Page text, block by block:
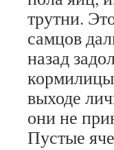
трутни.
самцов
назад
выходе
они не
Пустые